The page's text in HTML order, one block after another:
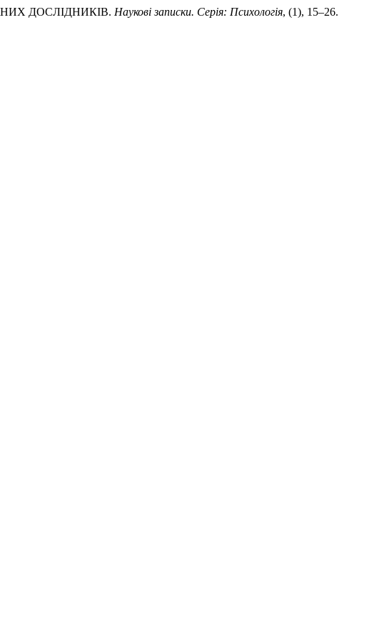
ДОСЛІДНИКІВ. Наукові записки. Серія: Психологія, (1), 15–26.